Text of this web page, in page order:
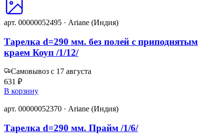
арт. 00000052495 · Ariane (Индия)
Тарелка d=290 мм. без полей с приподнятым
краем Коуп /1/12/
Самовывоз с 17 августа
631 ₽
В корзину
арт. 00000052370 · Ariane (Индия)
Тарелка d=290 мм. Прайм /1/6/